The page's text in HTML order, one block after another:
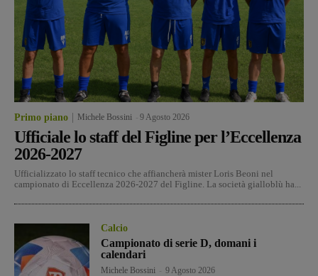
Primo piano Michele Bossini 9 Agosto 2026
Ufficiale lo staff del Figline per l’Eccellenza
2026-2027
Ufficializzato lo staff tecnico che affiancherà mister Loris Beoni nel
campionato di Eccellenza 2026-2027 del Figline. La società gialloblù ha...
Calcio
Campionato di serie D, domani i
calendari
Michele Bossini 9 Agosto 2026